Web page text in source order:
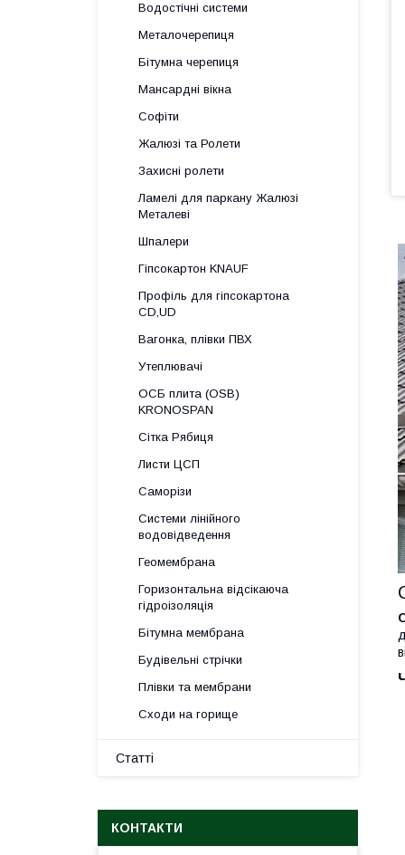
Водостічні системи
Металочерепиця
Бітумна черепиця
Мансардні вікна
Софіти
Жалюзі та Ролети
Захисні ролети
Ламелі для паркану Жалюзі
Металеві
Шпалери
Гіпсокартон KNAUF
Профіль для гіпсокартона
CD,UD
Вагонка, плівки ПВХ
Утеплювачі
ОСБ плита (OSB)
KRONOSPAN
Сітка Рябиця
Листи ЦСП
Саморізи
Системи лінійного
водовідведення
Геомембрана
Горизонтальна відсікаюча
гідроізоляція
Бітумна мембрана
Будівельні стрічки
Плівки та мембрани
Сходи на горище
Статті
КОНТАКТИ